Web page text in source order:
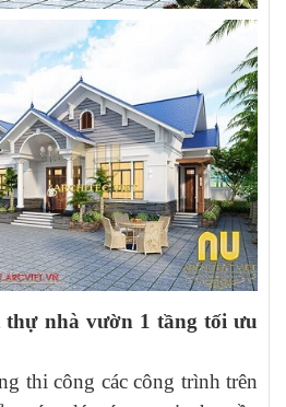
nhà vườn 1 tầng tối ưu
thi công các công trình trên